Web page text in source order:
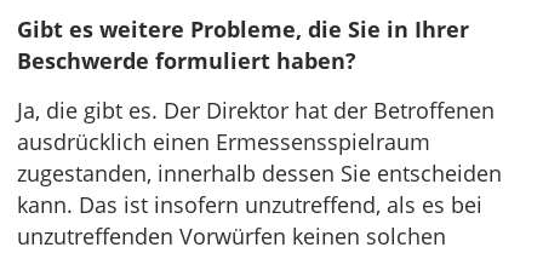
Gibt es weitere Probleme, die Sie in Ihrer
Beschwerde formuliert haben?
Ja, die gibt es. Der Direktor hat der Betroffenen
ausdrücklich einen Ermessensspielraum
zugestanden, innerhalb dessen Sie entscheiden
kann. Das ist insofern unzutreffend, als es bei
unzutreffenden Vorwürfen keinen solchen